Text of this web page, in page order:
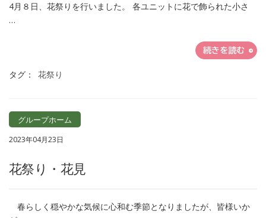
4月８日、花祭りを行いました。 各ユニットに花で飾られた小さ
…
続きを読む
タグ： 花祭り
グループホーム
2023年04月23日
花祭り・花見
春らしく穏やかな気候に心和む季節となりましたが、皆様いか